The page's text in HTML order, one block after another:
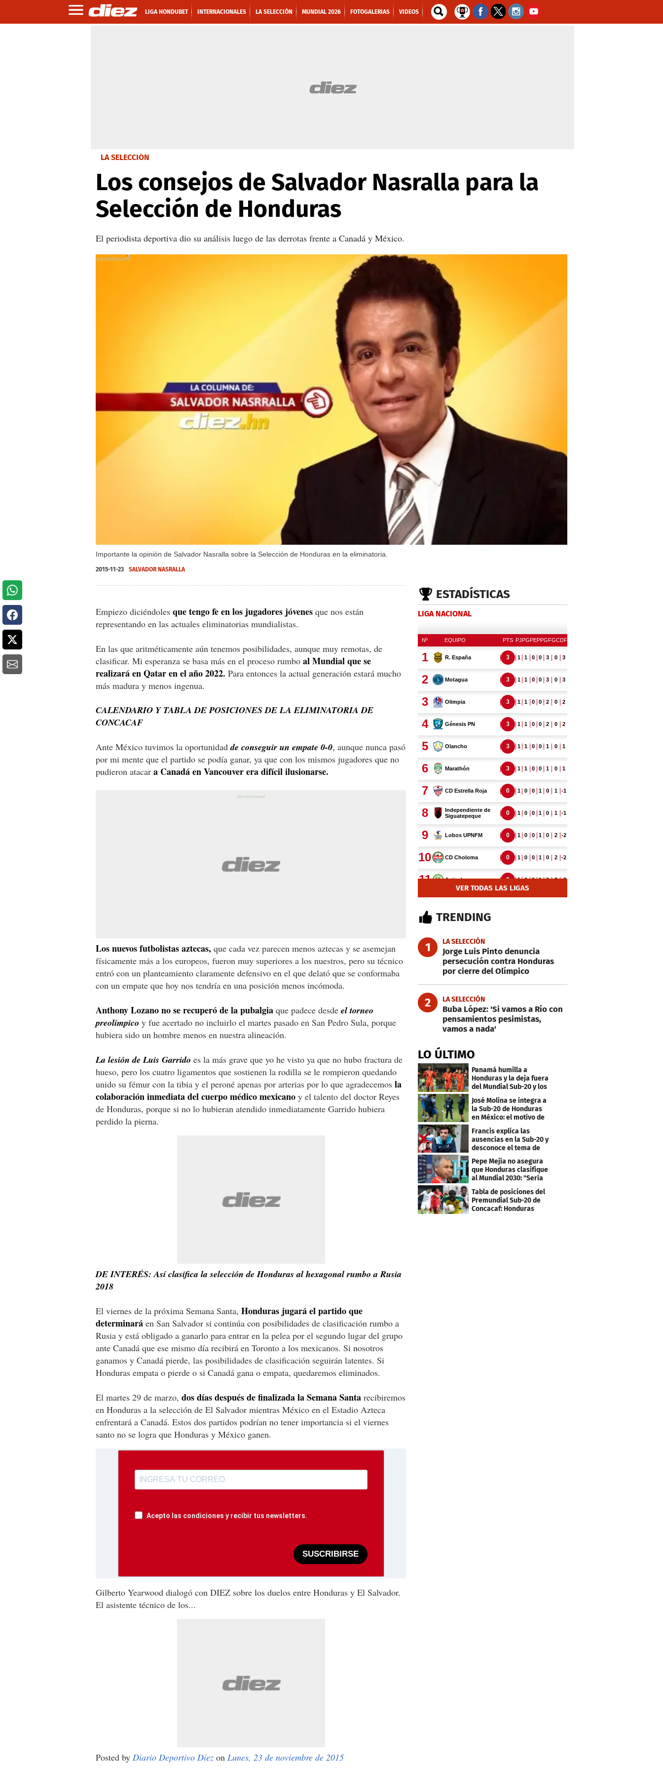
LIGA HONDUBET INTERNACIONALES LA SELECCIÓN MUNDIAL 2026 FOTOGALERIAS VIDEOS
LA SELECCIÓN
Los consejos de Salvador Nasralla para la
Selección de Honduras
El periodista deportiva dio su análisis luego de las derrotas frente a Canadá y México.
Importante la opinión de Salvador Nasralla sobre la Selección de Honduras en la eliminatoria.
X
2015-11-23 SALVADOR NASRALLA
Empiezo diciéndoles que tengo fe en los jugadores jóvenes que nos están
representando en las actuales eliminatorias mundialistas.
En las que aritméticamente aún tenemos posibilidades, aunque muy remotas, de
clasificar. Mi esperanza se basa más en el proceso rumbo al Mundial que se
realizará en Qatar en el año 2022. Para entonces la actual generación estará mucho
más madura y menos ingenua.
CALENDARIO Y TABLA DE POSICIONES DE LA ELIMINATORIA DE
CONCACAF
Ante México tuvimos la oportunidadde conseguir un empate 0-0, aunque nunca pasó
por mi mente que el partido se podía ganar, ya que con los mismos jugadores que no
pudieron atacar a Canadá en Vancouver era difícil ilusionarse.
Los nuevos futbolistas aztecas, que cada vez parecen menos aztecas y se asemejan
físicamente más a los europeos, fueron muy superiores a los nuestros, pero su técnico
entró con un planteamiento claramente defensivo en el que delató que se conformaba
con un empate que hoy nos tendría en una posición menos incómoda.
Anthony Lozano no se recuperó de la pubalgia que padece desde el torneo
preolímpico y fue acertado no incluirlo el martes pasado en San Pedro Sula, porque
hubiera sido un hombre menos en nuestra alineación.
La lesión de Luis Garrido es la más grave que yo he visto ya que no hubo fractura de
hueso, pero los cuatro ligamentos que sostienen la rodilla se le rompieron quedando
unido su fémur con la tibia y el peroné apenas por arterias por lo que agradecemos la
colaboración inmediata del cuerpo médico mexicano y el talento del doctor Reyes
de Honduras, porque si no lo hubieran atendido inmediatamente Garrido hubiera
perdido la pierna.
DE INTERÉS: Así clasifica la selección de Honduras al hexagonal rumbo a Rusia
2018
El viernes de la próxima Semana Santa, Honduras jugará el partido que
determinará en San Salvador si continúa con posibilidades de clasificación rumbo a
Rusia y está obligado a ganarlo para entrar en la pelea por el segundo lugar del grupo
ante Canadá que ese mismo día recibirá en Toronto a los mexicanos. Si nosotros
ganamos y Canadá pierde, las posibilidades de clasificación seguirán latentes. Si
Honduras empata o pierde o si Canadá gana o empata, quedaremos eliminados.
El martes 29 de marzo, dos días después de finalizada la Semana Santa recibiremos
en Honduras a la selección de El Salvador mientras México en el Estadio Azteca
enfrentará a Canadá. Estos dos partidos podrían no tener importancia si el viernes
santo no se logra que Honduras y México ganen.
Acepto las condiciones y recibir tus newsletters.
SUSCRIBIRSE
Gilberto Yearwood dialogó con DIEZ sobre los duelos entre Honduras y El Salvador.
El asistente técnico de los...
Posted by Diario Deportivo Diez on Lunes, 23 de noviembre de 2015
ESTADÍSTICAS
LIGA NACIONAL
VER TODAS LAS LIGAS
TRENDING
1 LA SELECCIÓN
Jorge Luis Pinto denuncia
persecución contra Honduras
por cierre del Olímpico
2 LA SELECCIÓN
Buba López: 'Si vamos a Río con
pensamientos pesimistas,
vamos a nada'
LO ÚLTIMO
Panamá humilla a
Honduras y la deja fuera
del Mundial Sub-20 y los
Juegos Olímpicos
José Molina se integra a
la Sub-20 de Honduras
en México: el motivo de
su viaje
Francis explica las
ausencias en la Sub-20 y
desconoce el tema de
los tiktokers
Pepe Mejía no asegura
que Honduras clasifique
al Mundial 2030: "Sería
mentir"
Tabla de posiciones del
Premundial Sub-20 de
Concacaf: Honduras